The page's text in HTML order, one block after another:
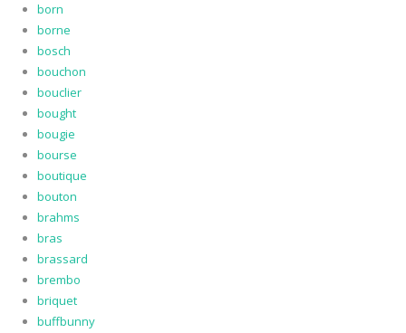
born
borne
bosch
bouchon
bouclier
bought
bougie
bourse
boutique
bouton
brahms
bras
brassard
brembo
briquet
buffbunny